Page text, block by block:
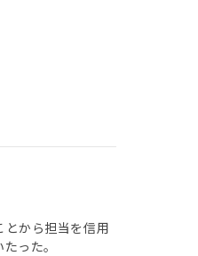
とから担当を信用
った。